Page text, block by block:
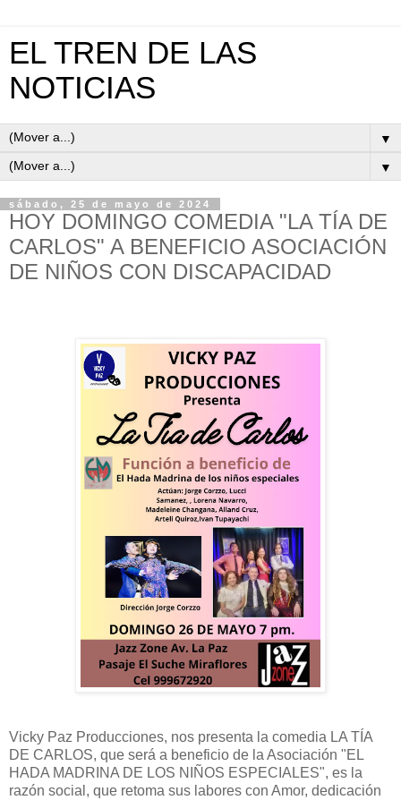
EL TREN DE LAS
NOTICIAS
▼
▼
sábado, 25 de mayo de 2024
HOY DOMINGO COMEDIA "LA TÍA DE
CARLOS" A BENEFICIO ASOCIACIÓN
DE NIÑOS CON DISCAPACIDAD
Vicky Paz Producciones, nos presenta la comedia LA TÍA
DE CARLOS, que será a beneficio de la Asociación "EL
HADA MADRINA DE LOS NIÑOS ESPECIALES", es la
razón social, que retoma sus labores con Amor, dedicación